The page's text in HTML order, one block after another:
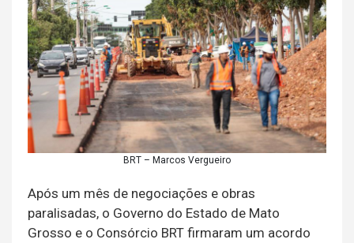
BRT – Marcos Vergueiro
Após um mês de negociações e obras
paralisadas, o Governo do Estado de Mato
Grosso e o Consórcio BRT firmaram um acordo